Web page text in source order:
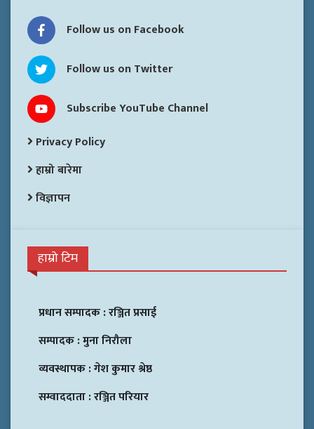
Follow us on Facebook
Follow us on Twitter
Subscribe YouTube Channel
Privacy Policy
हाम्रो बारेमा
विज्ञापन
हाम्रो टिम
प्रधान सम्पादक :रञ्जित प्रसाई
सम्पादक :मुना निरौला
व्यवस्थापक :गेश कुमार श्रेष्ठ
सम्वाददाता :रञ्जित परियार